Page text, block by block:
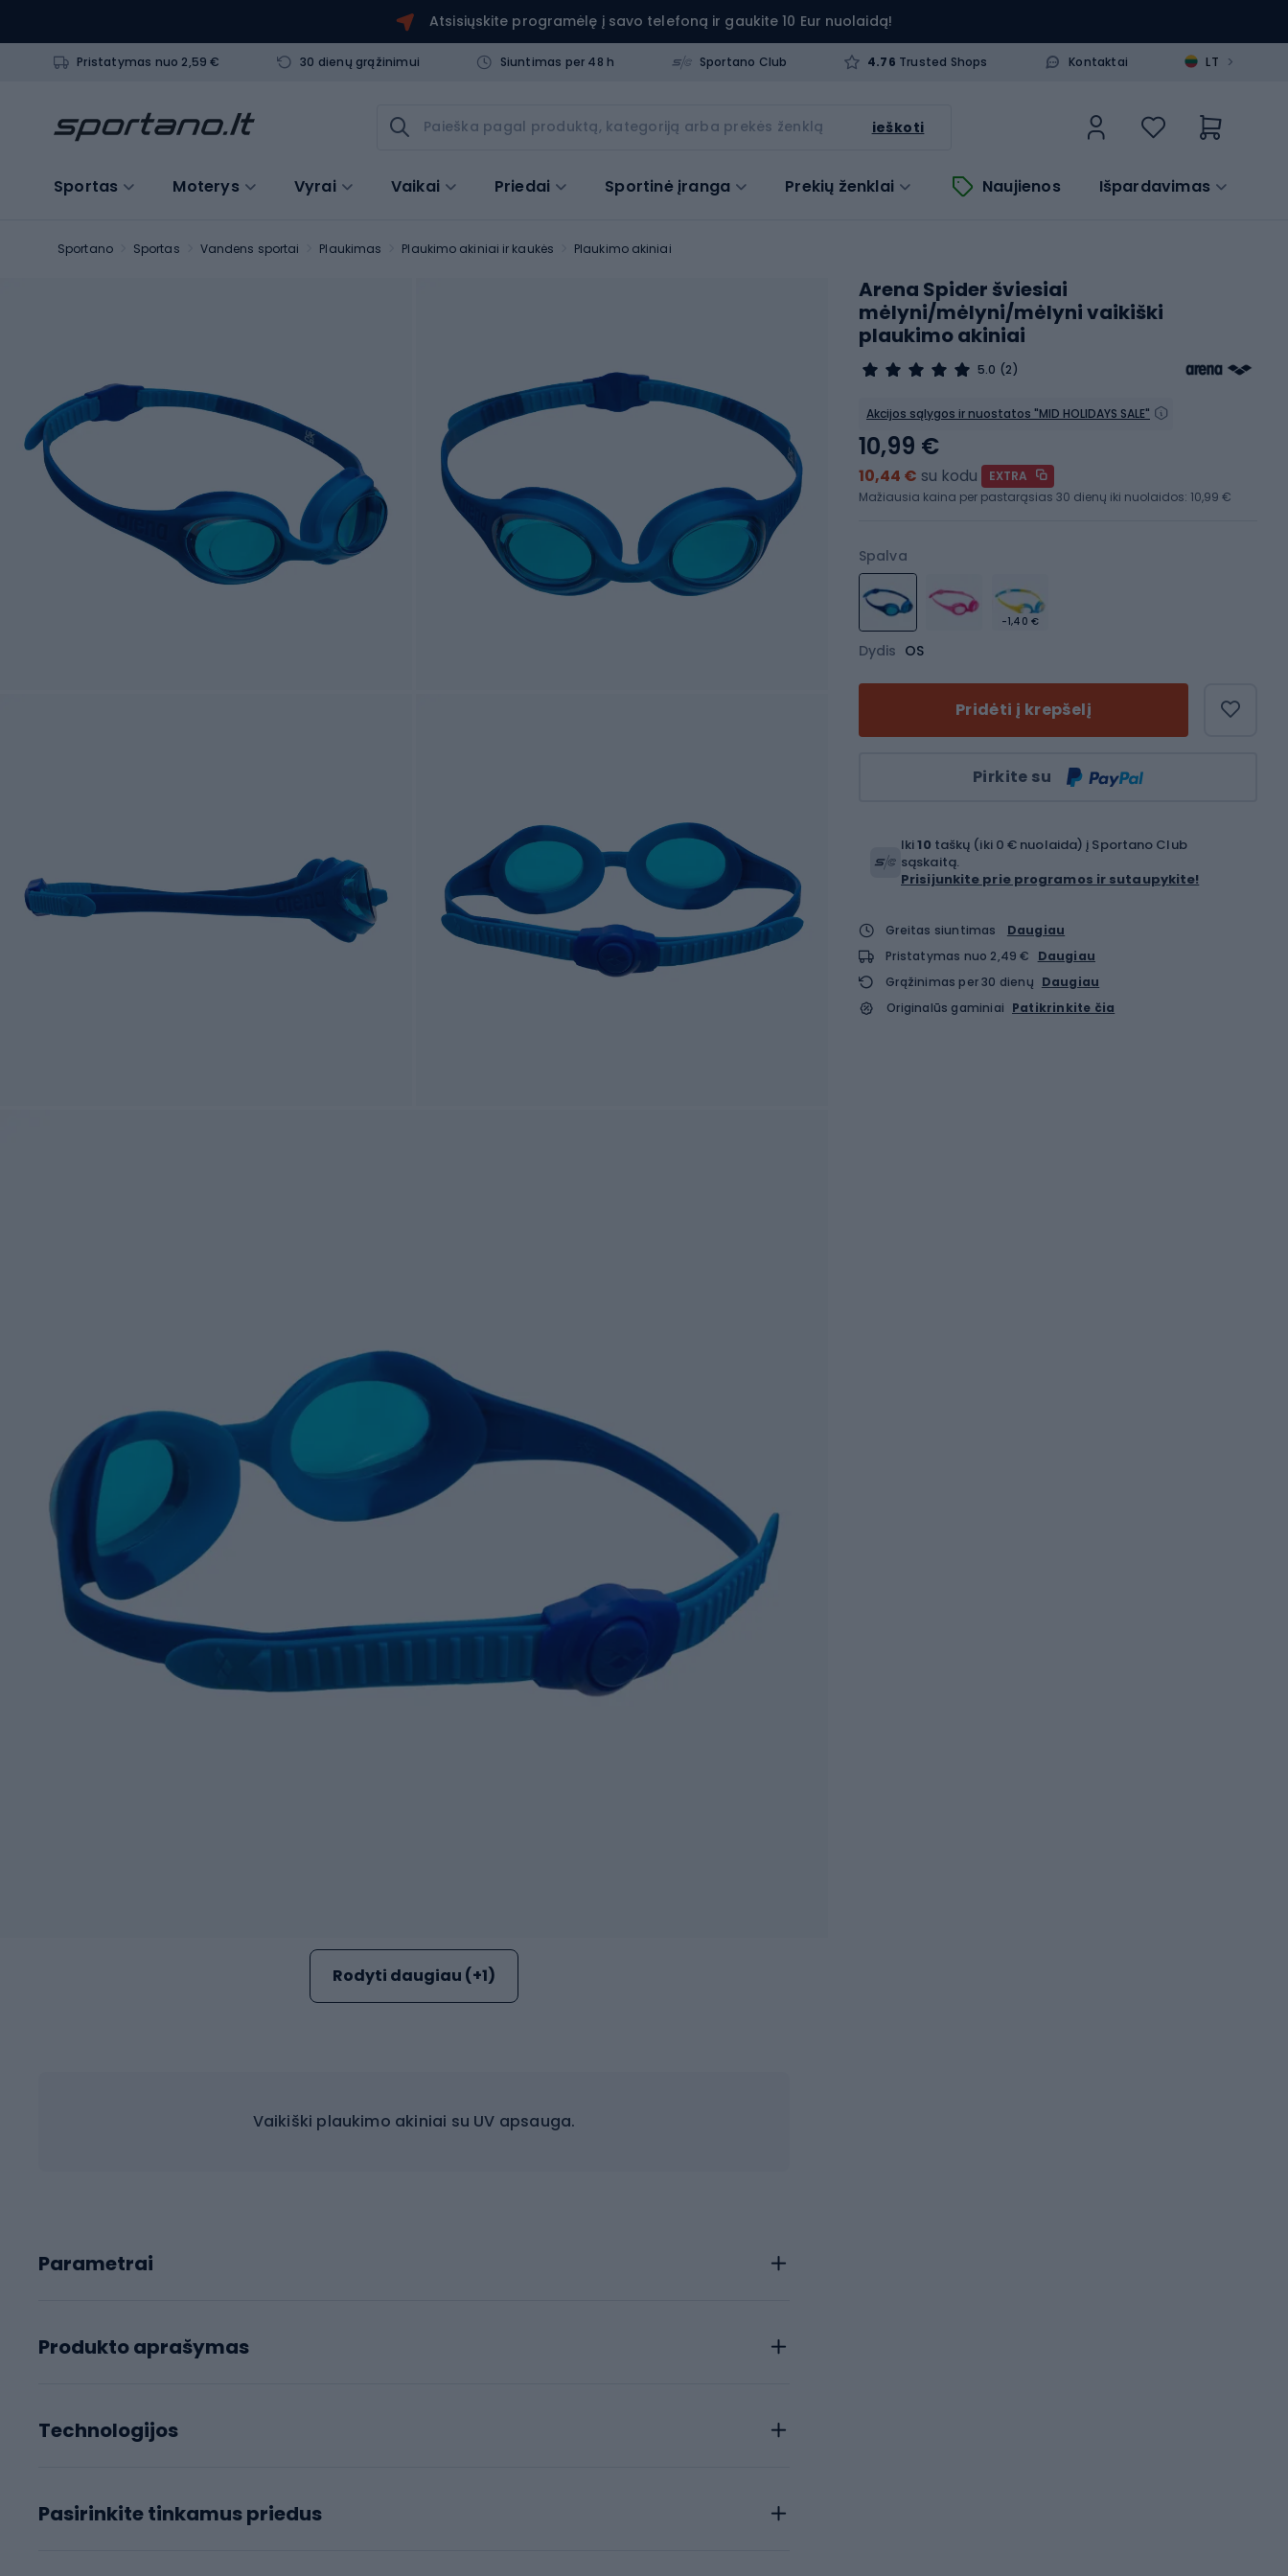
Atsisiųskite programėlę į savo telefoną ir gaukite 10 Eur nuolaidą!
Pristatymas nuo 2,59 € 30 dienų grąžinimui Siuntimas per 48 h Sportano Club 4.76 Trusted Shops Kontaktai LT >
ieškoti
Sportas Moterys Vyrai Vaikai Priedai Sportinė įranga Prekių ženklai Naujienos Išpardavimas
Sportano Sportas Vandens sportai Plaukimas Plaukimo akiniai ir kaukės Plaukimo akiniai
Rodyti daugiau (+1)
Vaikiški plaukimo akiniai su UV apsauga.
Parametrai
Produkto aprašymas
Technologijos
Pasirinkite tinkamus priedus
Arena Spider šviesiai
mėlyni/mėlyni/mėlyni vaikiški
plaukimo akiniai
5.0 (2)
Akcijos sąlygos ir nuostatos "MID HOLIDAYS SALE"
Spalva
-1,40 €
Dydis OS
Pridėti į krepšelį
Pirkite su
10,99 €
10,44 € su kodu
EXTRA
Mažiausia kaina per pastarąsias 30 dienų iki nuolaidos: 10,99 €
Iki10 taškų (iki 0 € nuolaida) į Sportano Club
sąskaitą.
Prisijunkite prie programos ir sutaupykite!
Greitas siuntimas
Daugiau
Pristatymas nuo 2,49 €
Daugiau
Grąžinimas per 30 dienų Daugiau
Originalūs gaminiai Patikrinkite čia